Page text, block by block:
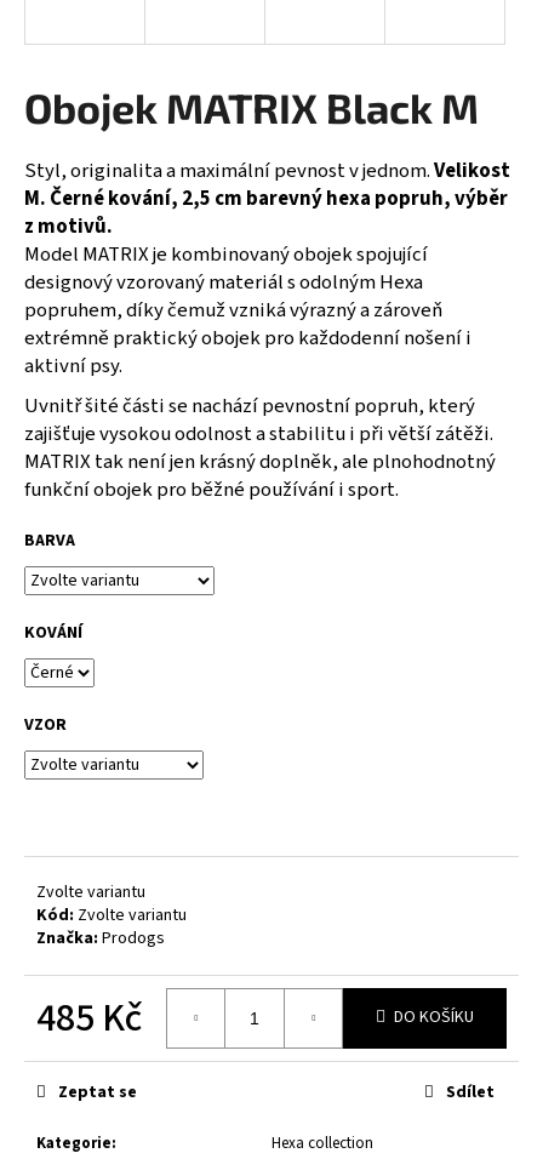
Obojek MATRIX Black M
Styl, originalita a maximální pevnost v jednom.Velikost
M. Černé kování, 2,5 cm barevný hexa popruh, výběr
z motivů.
Model MATRIX je kombinovaný obojek spojující
designový vzorovaný materiál s odolným Hexa
popruhem, díky čemuž vzniká výrazný a zároveň
extrémně praktický obojek pro každodenní nošení i
aktivní psy.
Uvnitř šité části se nachází pevnostní popruh, který
zajišťuje vysokou odolnost a stabilitu i při větší zátěži.
MATRIX tak není jen krásný doplněk, ale plnohodnotný
funkční obojek pro běžné používání i sport.
BARVA
KOVÁNÍ
VZOR
Zvolte variantu
Kód: Zvolte variantu
Značka: Prodogs
485 Kč
cena:
DO KOŠÍKU
Kategorie: Hexa collection
Zeptat se Sdílet
í
t
?
HLEDAT
o
p
o
r
č
u
j
e
m
e
OBOJEK
MATRIX
495
Kč